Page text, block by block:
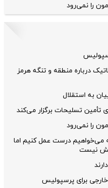
را نمی‌رود
درباره منطقه و تنگه هرمز
به استقلال
تأمین تسلیحات برگزار می‌کند
را نمی‌رود
است که می‌خواهیم درست عمل کنیم اما
نیست
خارجی برای پرسپولیس